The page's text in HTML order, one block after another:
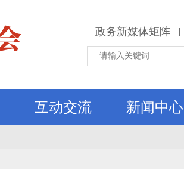
政务新媒体矩阵 |
互动交流 新闻中心